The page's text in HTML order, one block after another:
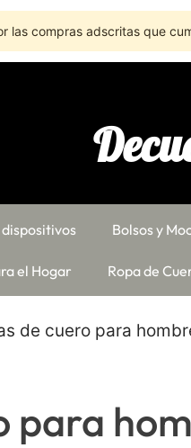
las compras adscritas que
Bolsos y
el Hogar Ropa de
de cuero para
para